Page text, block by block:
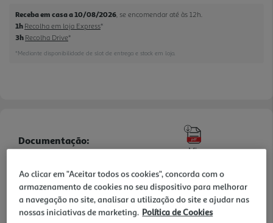
Receba em casa a 10/08/2026 , se encomendar até às 12h.
1h Recolha em loja Express*
3h Recolha Drive*
*Mediante disponibilidade de slot de entrega e stock em loja.
Documentação:
MI
Informações de Marketing
AURICULARES HALF IN EAR QILIVE BRANCO TWS LED SCREEN
Q1342
Ao clicar em "Aceitar todos os cookies", concorda com o
armazenamento de cookies no seu dispositivo para melhorar
a navegação no site, analisar a utilização do site e ajudar nas
nossas iniciativas de marketing. Política de Cookies